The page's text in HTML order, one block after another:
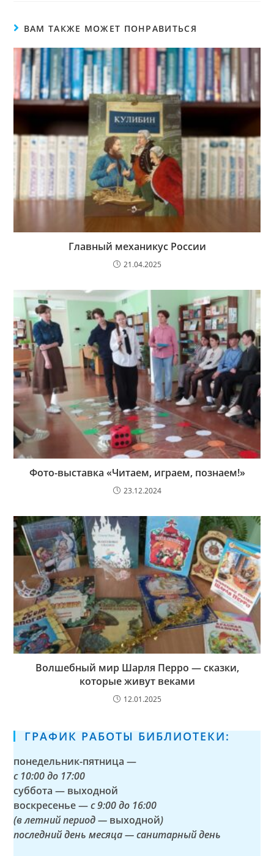
ВАМ ТАКЖЕ МОЖЕТ ПОНРАВИТЬСЯ
Главный механикус России
21.04.2025
Фото-выставка «Читаем, играем, познаем!»
23.12.2024
Волшебный мир Шарля Перро — сказки,
которые живут веками
12.01.2025
ГРАФИК РАБОТЫ БИБЛИОТЕКИ:
понедельник-пятница —
с 10:00 до 17:00
суббота — выходной
воскресенье —с 9:00 до 16:00
(в летний период — выходной)
последний день месяца — санитарный день